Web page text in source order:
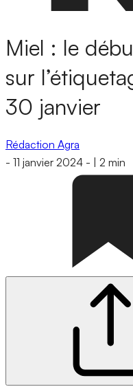
Miel : le
sur
30 janvier
Rédaction Agra
- 11 janvier 2024 - 2 min